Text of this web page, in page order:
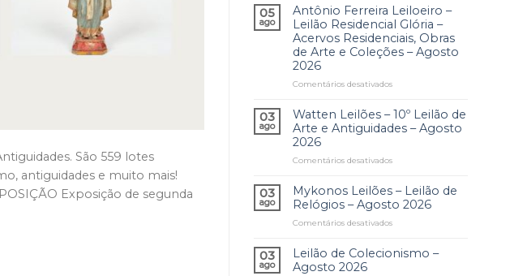
São 559 lotes
antiguidades e muito mais!
Exposição de segunda
Leiloeiro
–
Andanças
e
Lembranças
Itanhangá
e
2026
05
ago
Antônio Ferreira Leiloeiro –
Leilão Residencial Glória –
Acervos Residenciais, Obras
de Arte e Coleções – Agosto
2026
Comentários desativados
Ferreira
Leiloeiro
Acervos
Arte
03
ago
Watten Leilões – 10º Leilão de
Arte e Antiguidades – Agosto
2026
Comentários desativados
Leilões
Arte
03
ago
Mykonos Leilões – Leilão de
Relógios – Agosto 2026
Comentários desativados
Leilões
03
ago
Leilão de Colecionismo –
Agosto 2026